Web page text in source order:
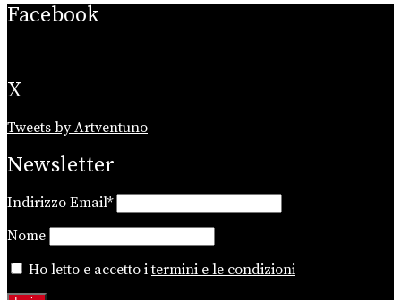
Facebook
X
Tweets by Artventuno
Newsletter
Indirizzo Email*
Nome
Ho letto e accetto itermini e le condizioni